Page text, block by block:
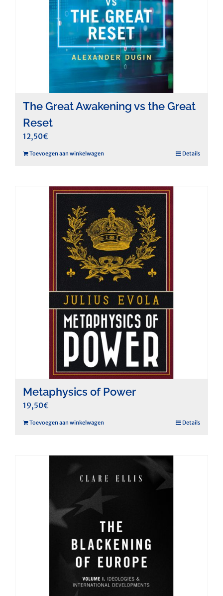
The Great Awakening vs the Great
Reset
12,50€
Toevoegen aan winkelwagen Details
Metaphysics of Power
19,50€
Toevoegen aan winkelwagen Details